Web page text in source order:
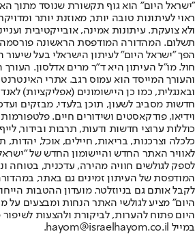
"ישראל היום" הוא גוף תקשורת שנוסד מתוך
ראוי לעיתונות טובה יותר, מאוזנת יותר
ולא צועקת. עיתונות אמינה, אובייקטיבית
הפך "ישראל היום" לעיתון הישראלי בעל
חול. מו"ל העיתון היא ד"ר מרים אדלסון.
והעורך המייסד הוא עמוס רגב. אתרי
חדשות מסביב לשעון, תוכן בלעדי, מבזקים
וידיאו, פודקאסטים ושידורים חיים.
כוללות ערוצי חדשות ודעות, תרבות ובידור,
לאוויר האתר החדש והיישומון החדש של
לספק לגולשים חוויה מהירה, עדכנית, בטוחה
המודפסת של העיתון זמינים גם באתר,
לקבל אותם גם בניוזלטר. מועדון ההטבות
היום" מציע לגולשי האתר הנחות ומבצעים על
היום פתוח להערות, לביקורת ולהצעות לשיפור
במייל hayom@israelhayom.co.il.